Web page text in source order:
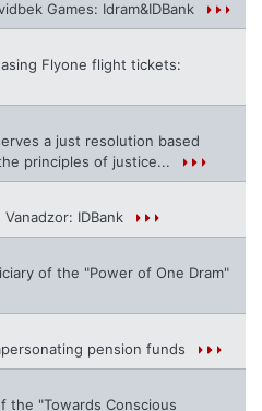
Games: Idram&IDBank
Flyone flight tickets:
a just resolution based
principles of justice...
IDBank
of the "Power of One Dram"
pension funds
the "Towards Conscious